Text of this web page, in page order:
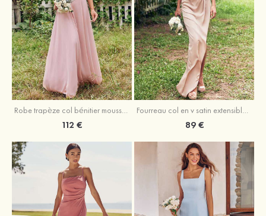
Robe trapèze col bénitier mousseline ras du sol robe de demoiselle d'honneur
112 €
Fourreau col en v satin extensible asymétrique robe de demoiselle d'honneur
89 €